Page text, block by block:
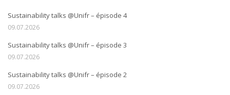
Sustainability talks @Unifr – épisode 4
09.07.2026
Sustainability talks @Unifr – épisode 3
09.07.2026
Sustainability talks @Unifr – épisode 2
09.07.2026